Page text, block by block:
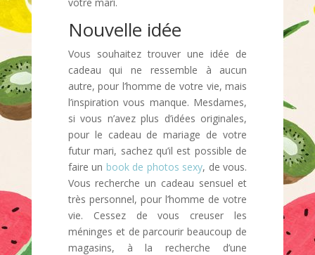
Nouvelle idée
Vous souhaitez trouver une idée de
cadeau qui ne ressemble à aucun
autre, pour l’homme de votre vie, mais
l’inspiration vous manque. Mesdames,
si vous n’avez plus d’idées originales,
pour le cadeau de mariage de votre
futur mari, sachez qu’il est possible de
faire un book de photos sexy, de vous.
Vous recherche un cadeau sensuel et
très personnel, pour l’homme de votre
vie. Cessez de vous creuser les
méninges et de parcourir beaucoup de
magasins, à la recherche d’une